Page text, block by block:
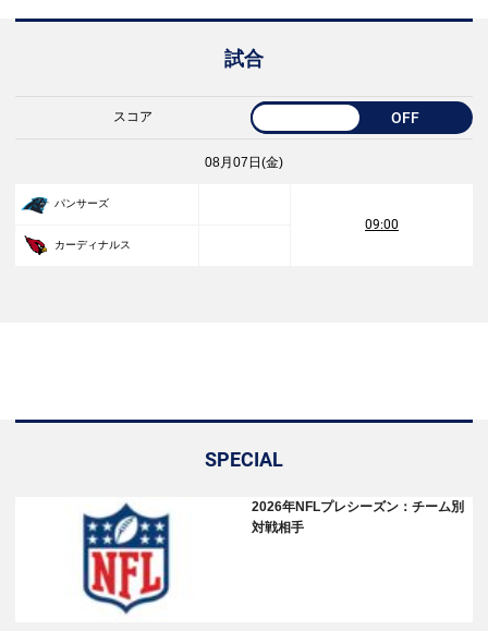
試合
スコア OFF
08月07日(金)
パンサーズ
09:00
カーディナルス
SPECIAL
2026年NFLプレシーズン：チーム別
対戦相手